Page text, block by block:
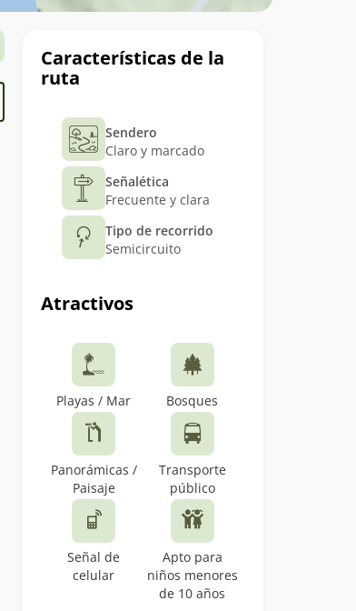
Datos
del
Características de la
ruta
Sendero
Claro y marcado
Señalética
Frecuente y clara
Tipo de recorrido
Semicircuito
Atractivos
Playas / Mar Bosques
Panorámicas /
Paisaje
Transporte
público
Señal de
celular
Apto para
niños menores
de 10 años